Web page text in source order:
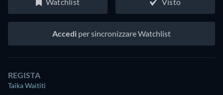
Accedi per sincronizzare Watchlist
REGISTA
Taika Waititi